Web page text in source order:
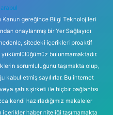
Kanun gereğince Bilgi Teknolojileri
onaylanmış bir Yer Sağlayıcı
sitedeki içerikleri proaktif
bulunmamaktadır.
sorumluluğunu taşımakta olup,
kabul etmiş sayılırlar. Bu internet
şahıs şirketi ile hiçbir bağlantısı
kendi hazırladığımız makaleler
içerikler haber niteliği taşımamakta